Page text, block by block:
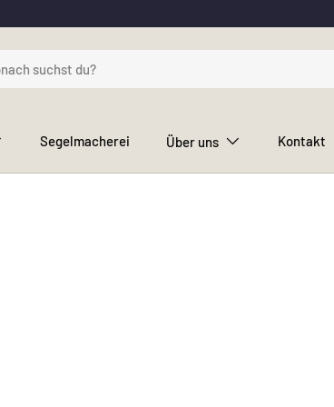
Segelmacherei Über uns Kontakt